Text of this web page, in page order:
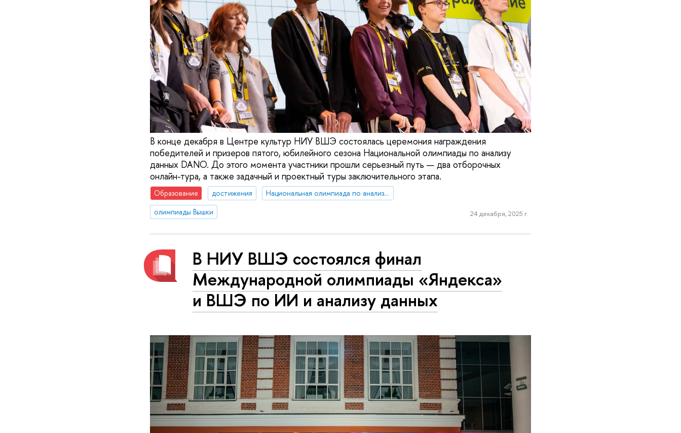
В конце декабря в Центре культур НИУ ВШЭ состоялась церемония награждения
победителей и призеров пятого, юбилейного сезона Национальной олимпиады по анализу
данных DANO. До этого момента участники прошли серьезный путь — два отборочных
онлайн-тура, а также задачный и проектный туры заключительного этапа.
Образование достижения
Национальная олимпиада по анализу данных «DANO»
олимпиады Вышки
24 декабря, 2025 г.
В НИУ ВШЭ состоялся финал
Международной олимпиады «Яндекса»
и ВШЭ по ИИ и анализу данных